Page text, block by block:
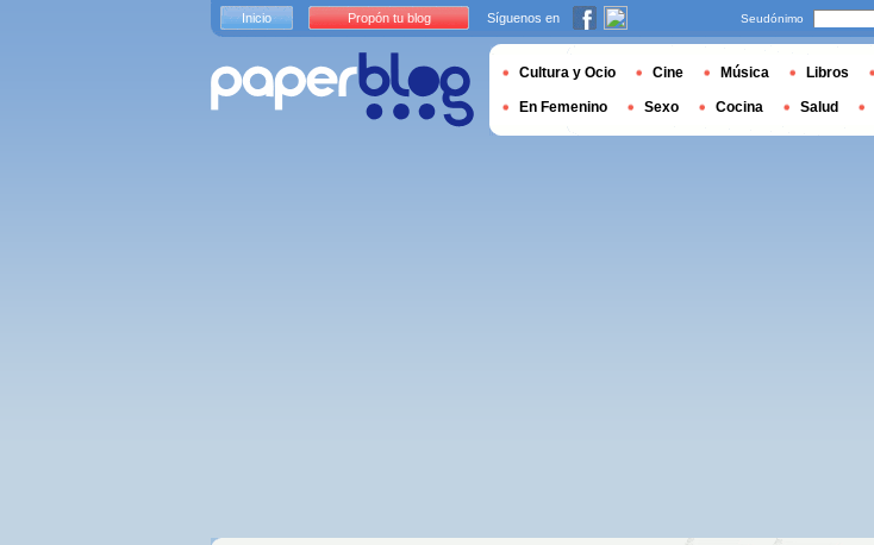
Inicio Propón tu blog Síguenos en Seudónimo
Cultura y Ocio Cine Música Libros
En Femenino Sexo Cocina Salud